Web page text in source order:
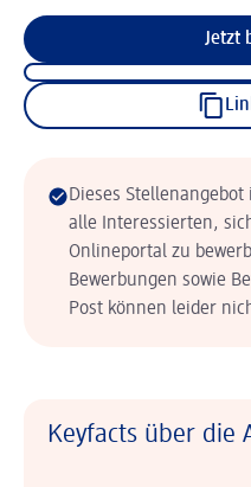
Jetzt
Dieses
alle Interessierten,
Onlineportal zu
Bewerbungen sowie
Post können leider
Keyfacts über die